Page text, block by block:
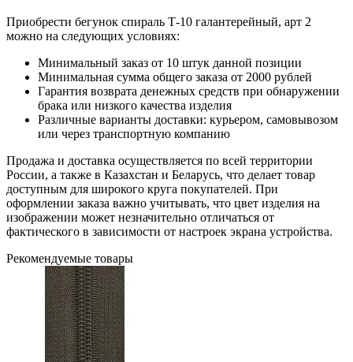
Приобрести бегунок спираль Т-10 галантерейный, арт 2
можно на следующих условиях:
Минимальный заказ от 10 штук данной позиции
Минимальная сумма общего заказа от 2000 рублей
Гарантия возврата денежных средств при обнаружении
брака или низкого качества изделия
Различные варианты доставки: курьером, самовывозом
или через транспортную компанию
Продажа и доставка осуществляется по всей территории
России, а также в Казахстан и Беларусь, что делает товар
доступным для широкого круга покупателей. При
оформлении заказа важно учитывать, что цвет изделия на
изображении может незначительно отличаться от
фактического в зависимости от настроек экрана устройства.
Рекомендуемые товары